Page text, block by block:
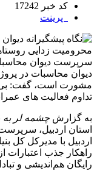
کد خبر 17242
پرینت
سرپرست دیوان
دیوان محاسبات در
مشورت است، گفت: بی
تداوم فعالیت های
به گزارش چشمه لر به
استان اردبیل،
اردبیل با مدیرکل کل
رایگان هم‌اندیشی و